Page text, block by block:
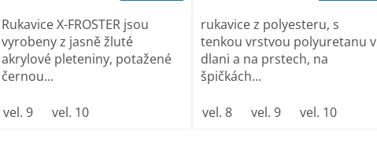
Rukavice X-FROSTER jsou
vyrobeny z jasně žluté
akrylové pleteniny, potažené
černou...
vel. 9 vel. 10
rukavice z polyesteru, s
tenkou vrstvou polyuretanu v
dlani a na prstech, na
špičkách...
vel. 8 vel. 9 vel. 10